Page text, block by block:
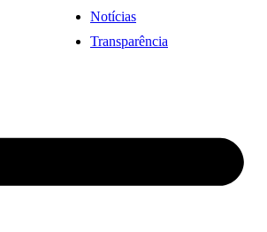
Notícias
Transparência